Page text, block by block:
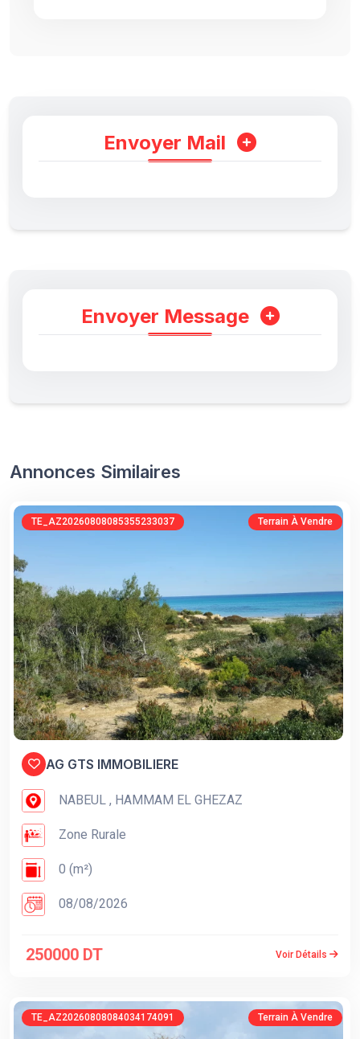
Envoyer Mail
Envoyer Message
Annonces Similaires
TE_AZ20260808085355233037 Terrain À Vendre
AG GTS IMMOBILIERE
NABEUL , HAMMAM EL GHEZAZ
Zone Rurale
0 (m²)
08/08/2026
250000 DT Voir Détails
TE_AZ20260808084034174091 Terrain À Vendre